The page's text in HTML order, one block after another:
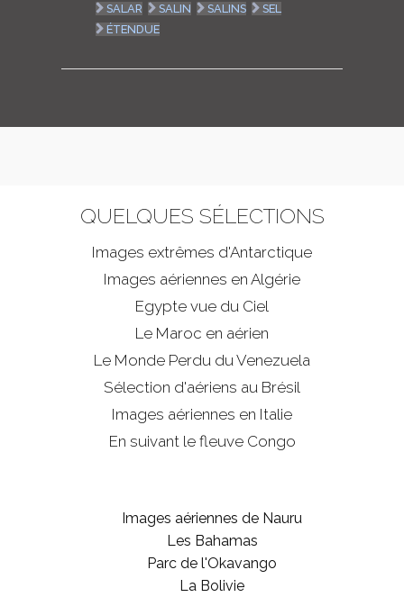
SALAR
SALIN SALINS
SEL
ÉTENDUE
QUELQUES SÉLECTIONS
Images extrêmes d'Antarctique
Images aériennes en Algérie
Egypte vue du Ciel
Le Maroc en aérien
Le Monde Perdu du Venezuela
Sélection d'aériens au Brésil
Images aériennes en Italie
En suivant le fleuve Congo
Images aériennes de Nauru
Les Bahamas
Parc de l'Okavango
La Bolivie